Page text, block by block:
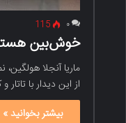
۰ 115
خوش‌بین
ماریا آنجلا
از این دیدار با
بیشتر بخوانید »